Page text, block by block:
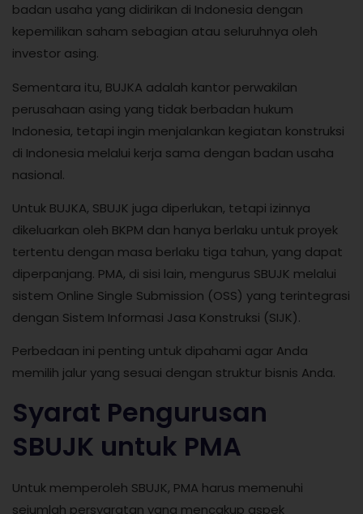
badan usaha yang didirikan di Indonesia dengan
kepemilikan saham sebagian atau seluruhnya oleh
investor asing.
Sementara itu, BUJKA adalah kantor perwakilan
perusahaan asing yang tidak berbadan hukum
Indonesia, tetapi ingin menjalankan kegiatan konstruksi
di Indonesia melalui kerja sama dengan badan usaha
nasional.
Untuk BUJKA, SBUJK juga diperlukan, tetapi izinnya
dikeluarkan oleh BKPM dan hanya berlaku untuk proyek
tertentu dengan masa berlaku tiga tahun, yang dapat
diperpanjang. PMA, di sisi lain, mengurus SBUJK melalui
sistem Online Single Submission (OSS) yang terintegrasi
dengan Sistem Informasi Jasa Konstruksi (SIJK).
Perbedaan ini penting untuk dipahami agar Anda
memilih jalur yang sesuai dengan struktur bisnis Anda.
Syarat Pengurusan
SBUJK untuk PMA
Untuk memperoleh SBUJK, PMA harus memenuhi
sejumlah persyaratan yang mencakup aspek